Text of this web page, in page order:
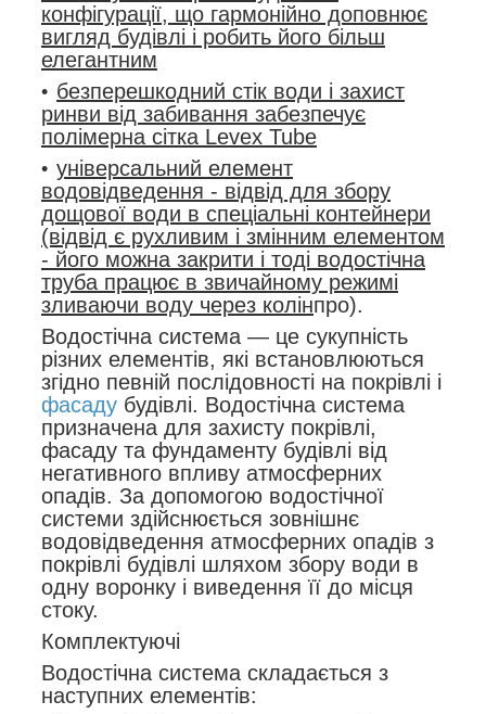
конфігурації, що гармонійно доповнює
вигляд будівлі і робить його більш
елегантним
безперешкодний стік води і захист
ринви від забивання забезпечує
полімерна сітка Levex Tube
універсальний елемент
водовідведення - відвід для збору
дощової води в спеціальні контейнери
(відвід є рухливим і змінним елементом
- його можна закрити і тоді водостічна
труба працює в звичайному режимі
зливаючи воду через колінпро).
Водостічна система — це сукупність
різних елементів, які встановлюються
згідно певній послідовності на покрівлі і
фасаду будівлі. Водостічна система
призначена для захисту покрівлі,
фасаду та фундаменту будівлі від
негативного впливу атмосферних
опадів. За допомогою водостічної
системи здійснюється зовнішнє
водовідведення атмосферних опадів з
покрівлі будівлі шляхом збору води в
одну воронку і виведення її до місця
стоку.
Комплектуючі
Водостічна система складається з
наступних елементів: